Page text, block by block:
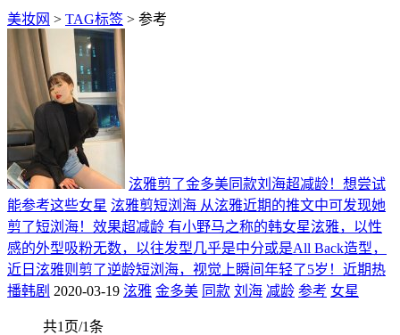
美妆网 > TAG标签 > 参考
泫雅剪了金多美同款刘海超减龄！想尝试
能参考这些女星 泫雅剪短浏海 从泫雅近期的推文中可发现她
剪了短浏海！效果超减龄 有小野马之称的韩女星泫雅，以性
感的外型吸粉无数，以往发型几乎是中分或是All Back造型，
近日泫雅则剪了逆龄短浏海，视觉上瞬间年轻了5岁！近期热
播韩剧 2020-03-19 泫雅 金多美 同款 刘海 减龄 参考 女星
共1页/1条